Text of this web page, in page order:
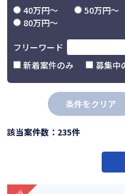
40万円〜
50万円〜
80万円〜
フリーワード
新着案件のみ
募集中
条件をクリア
該当案件数：235件